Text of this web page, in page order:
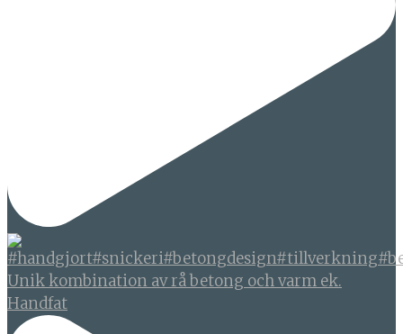
Unik kombination av rå betong och varm ek.
Handfat